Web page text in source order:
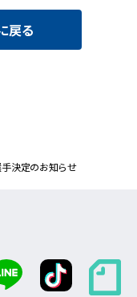
戻る
決定のお知らせ